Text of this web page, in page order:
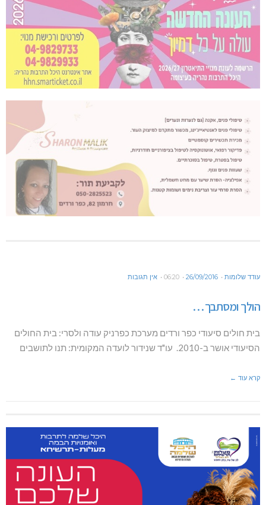
עודד שלומות 26/09/2016
06:20 אין תגובות
הולך ומסתבך…
בית חולים סיעודי כפר ורדים מערכת כפרניק עודה ולסרי: בית החולים
הסיעודי אושר ב-2010. עו"ד שנידור לועדה המקומית: תנו לתושבים
קרא עוד ←